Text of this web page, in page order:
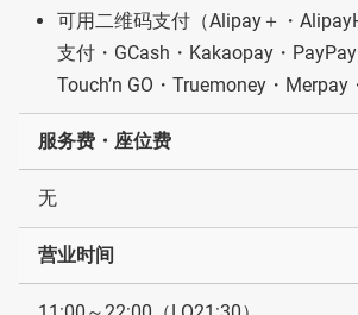
可用二维码支付（Alipay＋・
支付・GCash・Kakaopay・PayPay
Touch’n GO・Truemoney・Merpay
服务费・座位费
无
营业时间